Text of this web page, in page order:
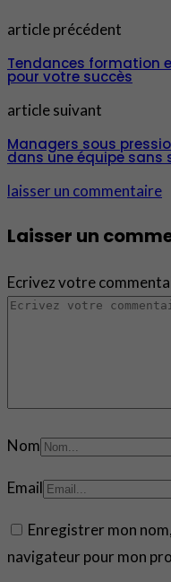
article précédent
Tendances formation
pour votre succès
article suivant
Managers sous
dans une équipe sans
laisser un commentaire
Laisser un
Ecrivez votre
Nom
Email
Enregistrer mon
navigateur pour mon